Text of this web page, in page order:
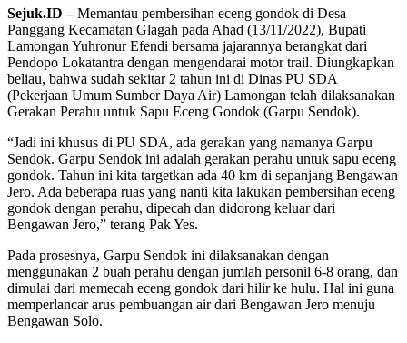
Sejuk.ID –Memantau pembersihan eceng gondok di Desa
Panggang Kecamatan Glagah pada Ahad (13/11/2022), Bupati
Lamongan Yuhronur Efendi bersama jajarannya berangkat dari
Pendopo Lokatantra dengan mengendarai motor trail. Diungkapkan
beliau, bahwa sudah sekitar 2 tahun ini di Dinas PU SDA
(Pekerjaan Umum Sumber Daya Air) Lamongan telah dilaksanakan
Gerakan Perahu untuk Sapu Eceng Gondok (Garpu Sendok).
“Jadi ini khusus di PU SDA, ada gerakan yang namanya Garpu
Sendok. Garpu Sendok ini adalah gerakan perahu untuk sapu eceng
gondok. Tahun ini kita targetkan ada 40 km di sepanjang Bengawan
Jero. Ada beberapa ruas yang nanti kita lakukan pembersihan eceng
gondok dengan perahu, dipecah dan didorong keluar dari
Bengawan Jero,” terang Pak Yes.
Pada prosesnya, Garpu Sendok ini dilaksanakan dengan
menggunakan 2 buah perahu dengan jumlah personil 6-8 orang, dan
dimulai dari memecah eceng gondok dari hilir ke hulu. Hal ini guna
memperlancar arus pembuangan air dari Bengawan Jero menuju
Bengawan Solo.